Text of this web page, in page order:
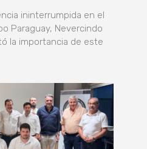
ininterrumpida en el
Paraguay, Nevercindo
la importancia de este